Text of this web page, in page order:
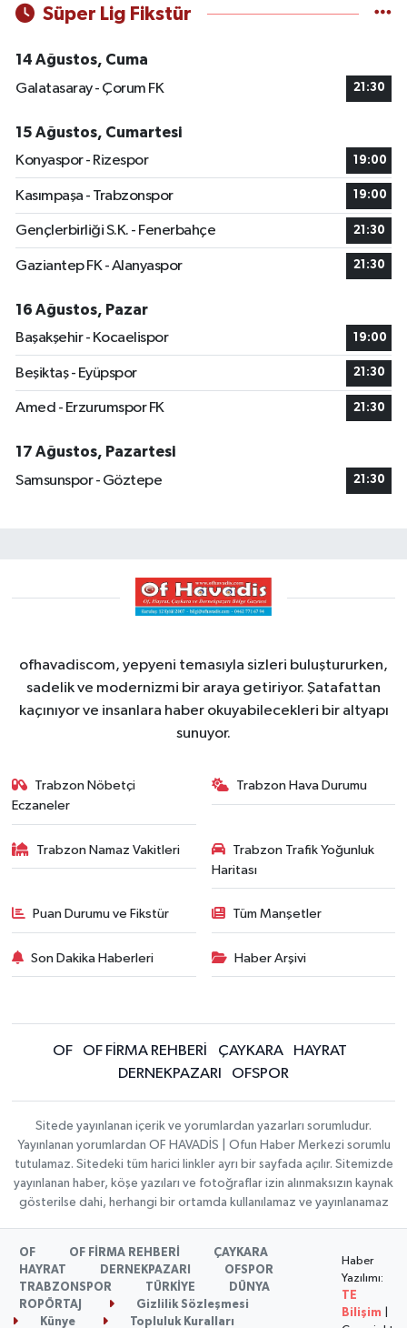
Süper Lig Fikstür
14 Ağustos, Cuma
Galatasaray - Çorum FK
21:30
15 Ağustos, Cumartesi
Konyaspor - Rizespor
19:00
Kasımpaşa - Trabzonspor 19:00
Gençlerbirliği S.K. - Fenerbahçe 21:30
Gaziantep FK - Alanyaspor 21:30
16 Ağustos, Pazar
Başakşehir - Kocaelispor
19:00
Beşiktaş - Eyüpspor 21:30
Amed - Erzurumspor FK 21:30
17 Ağustos, Pazartesi
Samsunspor - Göztepe
21:30
ofhavadiscom, yepyeni temasıyla sizleri buluştururken,
sadelik ve modernizmi bir araya getiriyor. Şatafattan
kaçınıyor ve insanlara haber okuyabilecekleri bir altyapı
sunuyor.
Trabzon Nöbetçi
Eczaneler
Trabzon Hava Durumu
Trabzon Namaz Vakitleri
Trabzon Trafik Yoğunluk
Haritası
Puan Durumu ve Fikstür Tüm Manşetler
Son Dakika Haberleri Haber Arşivi
OF OF FİRMA REHBERİ ÇAYKARA
HAYRAT
DERNEKPAZARI
OFSPOR
Sitede yayınlanan içerik ve yorumlardan yazarları sorumludur.
Yayınlanan yorumlardan OF HAVADİS | Ofun Haber Merkezi sorumlu
tutulamaz. Sitedeki tüm harici linkler ayrı bir sayfada açılır. Sitemizde
yayınlanan haber, köşe yazıları ve fotoğraflar izin alınmaksızın kaynak
gösterilse dahi, herhangi bir ortamda kullanılamaz ve yayınlanamaz
OF OF FİRMA REHBERİ
ÇAYKARA
HAYRAT
DERNEKPAZARI
OFSPOR
TRABZONSPOR
TÜRKİYE
DÜNYA
ROPÖRTAJ
Gizlilik Sözleşmesi
Künye
Topluluk Kuralları
Haber
Yazılımı:
TE
Bilişim